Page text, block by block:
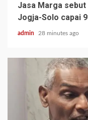
Jasa Marga
Jogja-Solo capai
admin 28 minutes ago